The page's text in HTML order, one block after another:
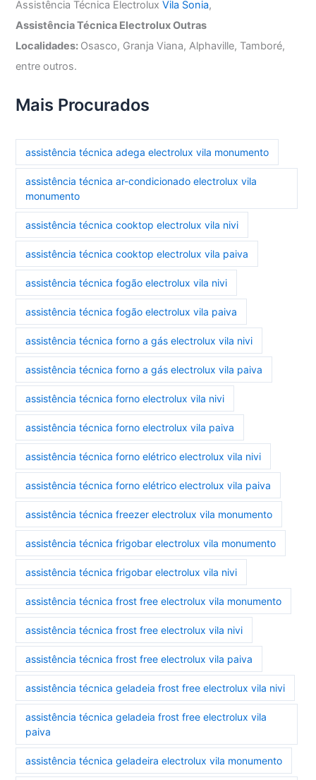
Assistência Técnica ElectroluxVila Sonia,
Assistência Técnica Electrolux Outras
Localidades: Osasco, Granja Viana, Alphaville, Tamboré,
entre outros.
Mais Procurados
assistência técnica adega electrolux vila monumento
assistência técnica ar-condicionado electrolux vila
monumento
assistência técnica cooktop electrolux vila nivi
assistência técnica cooktop electrolux vila paiva
assistência técnica fogão electrolux vila nivi
assistência técnica fogão electrolux vila paiva
assistência técnica forno a gás electrolux vila nivi
assistência técnica forno a gás electrolux vila paiva
assistência técnica forno electrolux vila nivi
assistência técnica forno electrolux vila paiva
assistência técnica forno elétrico electrolux vila nivi
assistência técnica forno elétrico electrolux vila paiva
assistência técnica freezer electrolux vila monumento
assistência técnica frigobar electrolux vila monumento
assistência técnica frigobar electrolux vila nivi
assistência técnica frost free electrolux vila monumento
assistência técnica frost free electrolux vila nivi
assistência técnica frost free electrolux vila paiva
assistência técnica geladeia frost free electrolux vila nivi
assistência técnica geladeia frost free electrolux vila
paiva
assistência técnica geladeira electrolux vila monumento